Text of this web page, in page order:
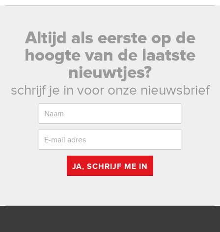
Altijd als eerste op de
hoogte van de laatste
nieuwtjes?
schrijf je in voor onze nieuwsbrief
JA, SCHRIJF ME IN